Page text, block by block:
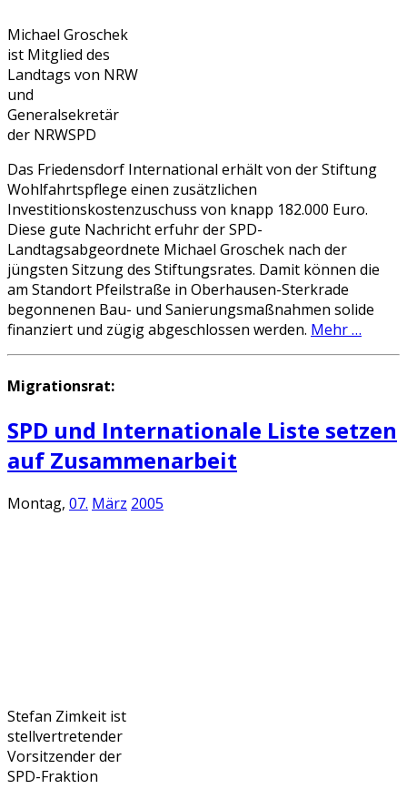
Michael Groschek
ist Mitglied des
Landtags von NRW
und
Generalsekretär
der NRWSPD
Das Friedensdorf International erhält von der Stiftung
Wohlfahrtspflege einen zusätzlichen
Investitionskostenzuschuss von knapp 182.000 Euro.
Diese gute Nachricht erfuhr der SPD-
Landtagsabgeordnete Michael Groschek nach der
jüngsten Sitzung des Stiftungsrates. Damit können die
am Standort Pfeilstraße in Oberhausen-Sterkrade
begonnenen Bau- und Sanierungsmaßnahmen solide
finanziert und zügig abgeschlossen werden. Mehr …
Migrationsrat:
SPD und Internationale Liste setzen
auf Zusammenarbeit
Montag, 07. März 2005
Stefan Zimkeit ist
stellvertretender
Vorsitzender der
SPD-Fraktion